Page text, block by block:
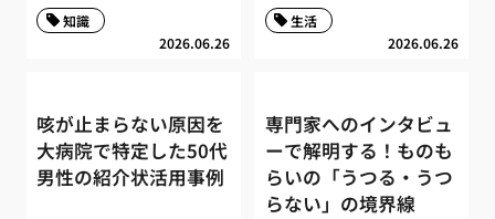
2026.06.26
知識
2026.06.26
生活
咳が止まらない原因を
大病院で特定した50代
男性の紹介状活用事例
専門家へのインタビュ
ーで解明する！ものも
らいの「うつる・うつ
らない」の境界線